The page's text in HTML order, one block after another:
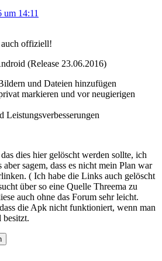
um 14:11
offiziell!
(Release 23.06.2016)
und Dateien hinzufügen
markieren und vor neugierigen
Leistungsverbesserungen
dies hier gelöscht werden sollte, ich
aber sagem, dass es nicht mein Plan war
( Ich habe die Links auch gelöscht
über so eine Quelle Threema zu
auch ohne das Forum sehr leicht.
die Apk nicht funktioniert, wenn man
besitzt.